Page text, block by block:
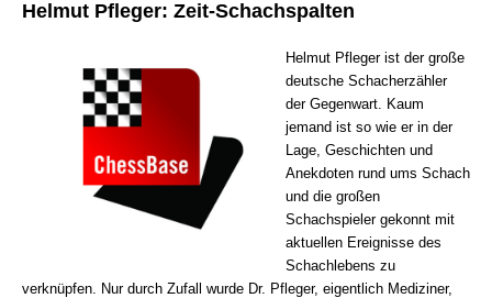
Helmut Pfleger: Zeit-Schachspalten
Helmut Pfleger ist der große
deutsche Schacherzähler
der Gegenwart. Kaum
jemand ist so wie er in der
Lage, Geschichten und
Anekdoten rund ums Schach
und die großen
Schachspieler gekonnt mit
aktuellen Ereignisse des
Schachlebens zu
verknüpfen. Nur durch Zufall wurde Dr. Pfleger, eigentlich Mediziner,